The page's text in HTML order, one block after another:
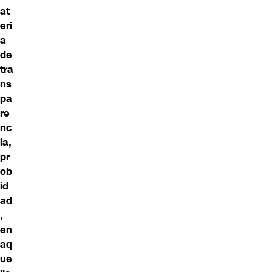
at
eri
a
de
tra
ns
pa
re
nc
ia,
pr
ob
id
ad
,
en
aq
ue